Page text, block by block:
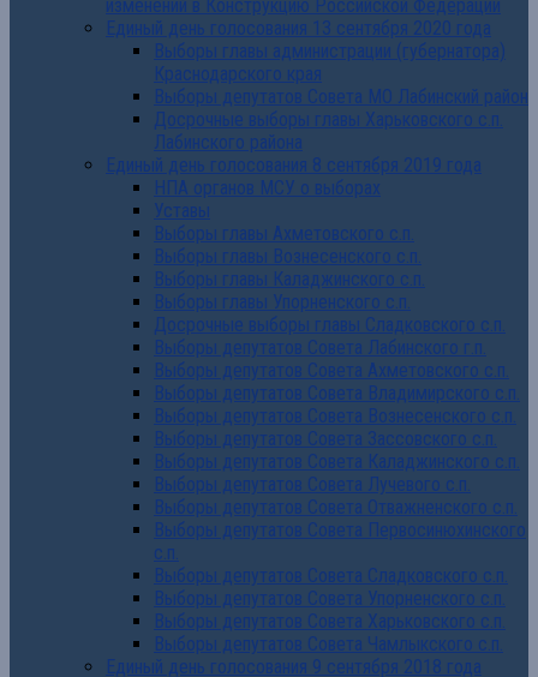
изменений в Конструкцию Российской Федерации
Единый день голосования 13 сентября 2020 года
Выборы главы администрации (губернатора)
Краснодарского края
Выборы депутатов Совета МО Лабинский район
Досрочные выборы главы Харьковского с.п.
Лабинского района
Единый день голосования 8 сентября 2019 года
НПА органов МСУ о выборах
Уставы
Выборы главы Ахметовского с.п.
Выборы главы Вознесенского с.п.
Выборы главы Каладжинского с.п.
Выборы главы Упорненского с.п.
Досрочные выборы главы Сладковского с.п.
Выборы депутатов Совета Лабинского г.п.
Выборы депутатов Совета Ахметовского с.п.
Выборы депутатов Совета Владимирского с.п.
Выборы депутатов Совета Вознесенского с.п.
Выборы депутатов Совета Зассовского с.п.
Выборы депутатов Совета Каладжинского с.п.
Выборы депутатов Совета Лучевого с.п.
Выборы депутатов Совета Отважненского с.п.
Выборы депутатов Совета Первосинюхинского
с.п.
Выборы депутатов Совета Сладковского с.п.
Выборы депутатов Совета Упорненского с.п.
Выборы депутатов Совета Харьковского с.п.
Выборы депутатов Совета Чамлыкского с.п.
Единый день голосования 9 сентября 2018 года